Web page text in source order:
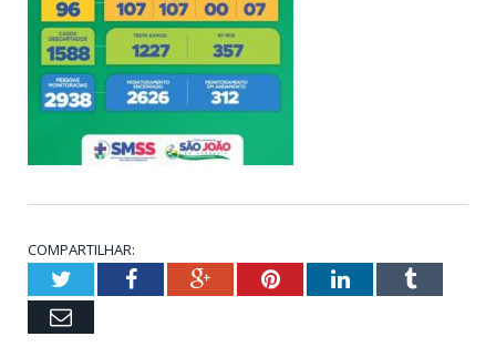
COMPARTILHAR:
TwitterFacebookGoogle+PinterestLinkedInTumblr
Email